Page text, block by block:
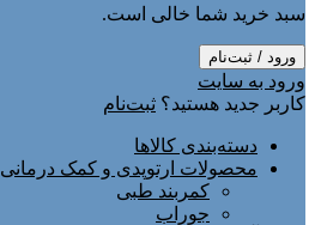
سبد خرید شما خالی است.
ورود / ثبت‌نام
ورود به سایت
کاربر جدید هستید؟ ثبت‌نام
دسته‌بندی کالاها
محصولات ارتوپدی و کمک درمانی
کمربند طبی
جوراب